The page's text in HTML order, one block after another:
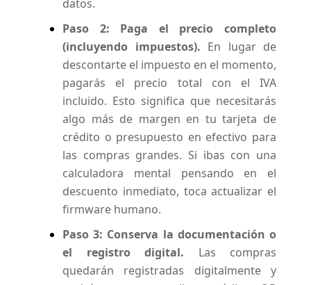
datos.
Paso 2: Paga el precio completo
(incluyendo impuestos). En lugar de
descontarte el impuesto en el momento,
pagarás el precio total con el IVA
incluido. Esto significa que necesitarás
algo más de margen en tu tarjeta de
crédito o presupuesto en efectivo para
las compras grandes. Si ibas con una
calculadora mental pensando en el
descuento inmediato, toca actualizar el
firmware humano.
Paso 3: Conserva la documentación o
el registro digital. Las compras
quedarán registradas digitalmente y